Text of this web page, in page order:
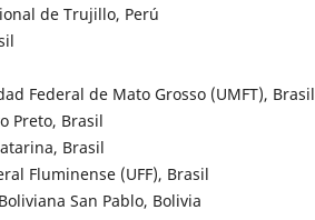
de Trujillo, Perú
Federal de Mato Grosso (UMFT), Brasil
Preto, Brasil
Brasil
Fluminense (UFF), Brasil
San Pablo, Bolivia